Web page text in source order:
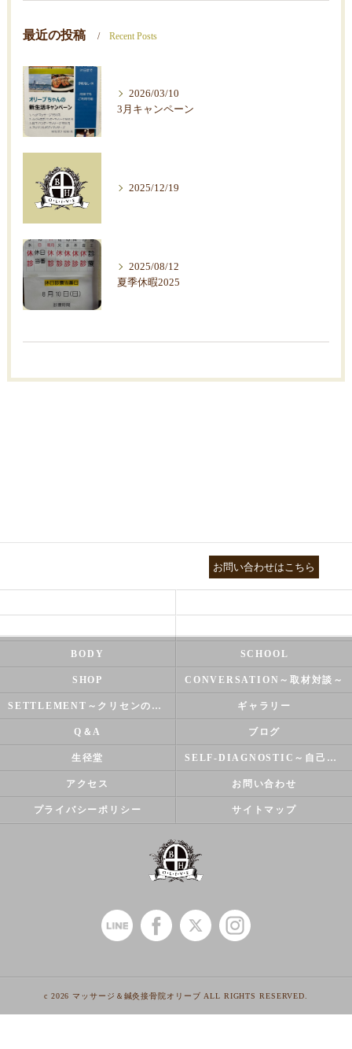
最近の投稿 Recent Posts
2026/03/10
3月キャンペーン
2025/12/19
2025/08/12
夏季休暇2025
お問い合わせはこちら
BODY SCHOOL
SHOP CONVERSATION～取材対談～
SETTLEMENT～クリセンのズバリ解決シリーズ～ ギャラリー
Q＆A ブログ
生径堂 SELF-DIAGNOSTIC～自己診断～
アクセス お問い合わせ
プライバシーポリシー サイトマップ
c 2026 マッサージ＆鍼灸接骨院オリーブ ALL RIGHTS RESERVED.